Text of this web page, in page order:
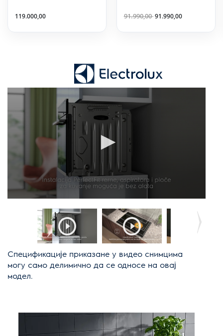
119.000,00 91.990,0091.990,00
Спецификације приказане у видео снимцима
могу само делимично да се односе на овај
модел.